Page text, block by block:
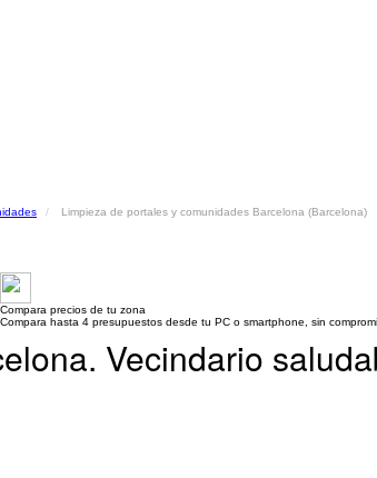
Limpieza de portales y comunidades Barcelona (Barcelona)
Compara precios de tu zona
Compara hasta 4 presupuestos desde tu PC o smartphone, sin
Vecindario